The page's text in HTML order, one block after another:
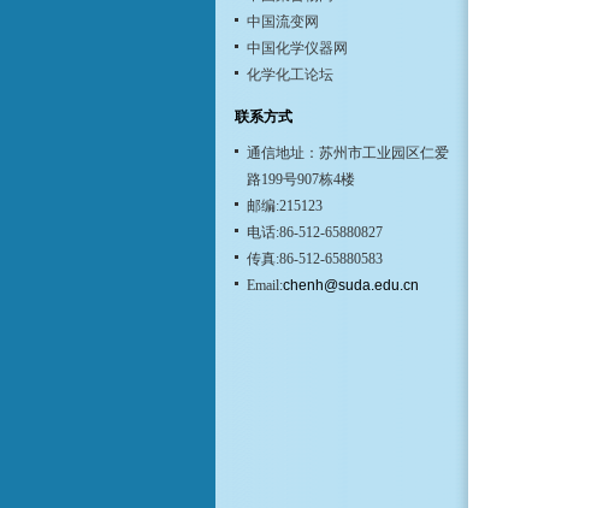
中国流变网
中国化学仪器网
化学化工论坛
联系方式
通信地址：苏州市工业园区仁爱
路199号907栋4楼
邮编:215123
电话:86-512-65880827
传真:86-512-65880583
Email:chenh@suda.edu.cn